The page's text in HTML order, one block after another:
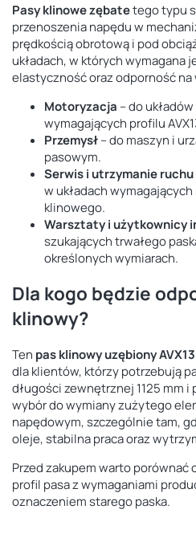
Pasy klinowe zębatetego typu
przenoszenia napędu w
prędkością obrotową i pod
układach, w których wymagana
elastyczność oraz odporność
Motoryzacja – do
wymagających profilu
Przemysł– do maszyn i
pasowym.
Serwis i utrzymanie ruchu
w układach
klinowego.
Warsztaty i użytkownicy
szukających trwałego
określonych wymiarach.
Dla kogo będzie
klinowy?
Ten pas klinowy uzębiony AVX13
dla klientów, którzy potrzebują
długości zewnętrznej 1125 mm i
wybór do wymiany zużytego
napędowym, szczególnie tam,
oleje, stabilna praca oraz
Przed zakupem warto porównać
profil pasa z wymaganiami
oznaczeniem starego paska.